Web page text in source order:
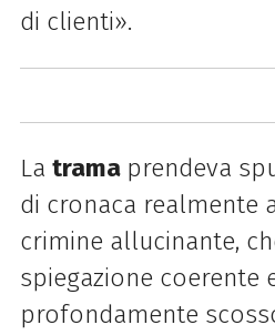
di clienti».
La trama prendeva
di cronaca realmente
crimine allucinante,
spiegazione coerente
profondamente